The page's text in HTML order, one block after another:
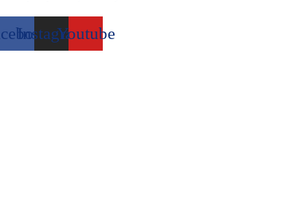
InstagramYoutube